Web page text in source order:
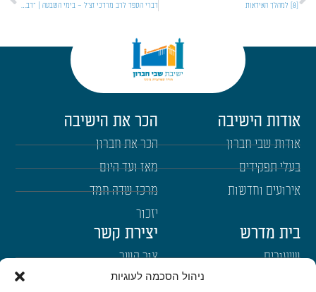
ניהול הסכמה לעוגיות
דברי הספד לרב מרדכי זצ'ל – בימי השבעה | "דברי אלוקים חיים"
אודות הישיבה
אודות שבי חברון
בעלי תפקידים
אירועים וחדשות
הכר את הישיבה
הכר את חברון
מאז ועד היום
מרכז שדה חמד
יזכור
בית מדרש
שיעורים
יצירת קשר
צור קשר
הרשמה לשבו"ש